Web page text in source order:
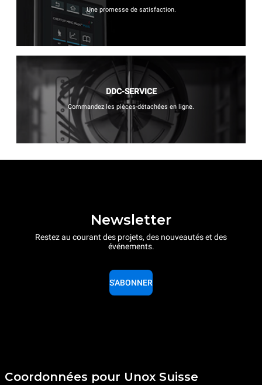
Une promesse de satisfaction.
DDC-SERVICE
Commandez les pièces-détachées en ligne.
Newsletter
Restez au courant des projets, des nouveautés et des
événements.
S'ABONNER
Coordonnées pour Unox Suisse